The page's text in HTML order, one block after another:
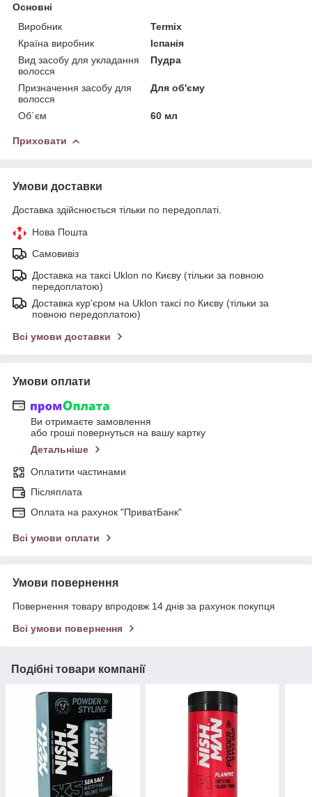
Основні
Виробник
Termix
Країна виробник
Іспанія
Вид засобу для укладання
волосся
Пудра
Призначення засобу для
волосся
Для об'єму
Об`єм 60 мл
Приховати
Умови доставки
Доставка здійснюється тільки по передоплаті.
Нова Пошта
Самовивіз
Доставка на таксі Uklon по Києву (тільки за повною
передоплатою)
Доставка кур'єром на Uklon таксі по Києву (тільки за
повною передоплатою)
Всі умови доставки
Умови оплати
Ви отримаєте замовлення
або гроші повернуться на вашу картку
Детальніше
Оплатити частинами
Післяплата
Оплата на рахунок "ПриватБанк"
Всі умови оплати
Умови повернення
Повернення товару впродовж 14 днів за рахунок покупця
Всі умови повернення
Подібні товари компанії